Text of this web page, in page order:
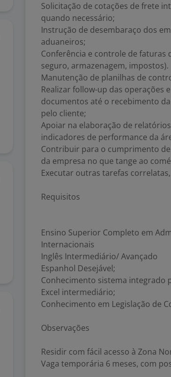
Solicitação de cotações de frete
quando necessário;
Instrução de desembaraço dos
aduaneiros;
Conferência e controle de faturas
seguro, armazenagem, impostos).
Manutenção de planilhas de
Realizar follow-up das operações
documentos até o recebimento
pelo cliente;
Apoiar na elaboração de
indicadores de performance da
Contribuir para o cumprimento
da empresa no que tange ao
Executar outras tarefas
Requisitos
Ensino Superior Completo em
Internacionais
Inglês Intermediário/ Avançado
Espanhol Desejável;
Conhecimento sistema integrado
Excel intermediário;
Conhecimento em Legislação de
Observações
Residir com fácil acesso à Zona
Vaga temporária 6 meses, com